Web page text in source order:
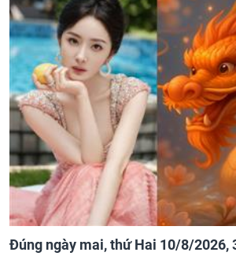
Đúng ngày mai, thứ Hai 10/8/2026,